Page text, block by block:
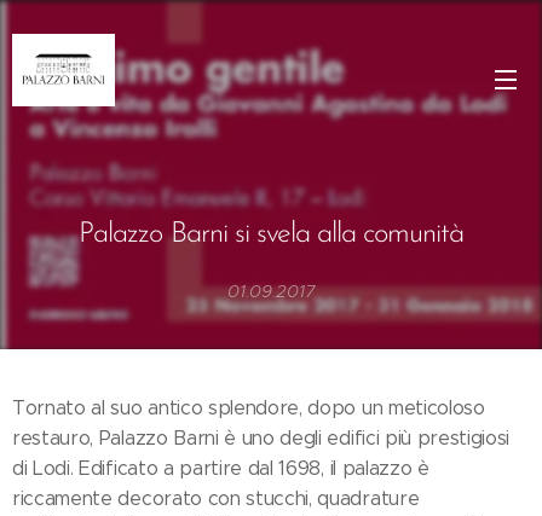
Palazzo Barni si svela alla comunità
01.09.2017
Tornato al suo antico splendore, dopo un meticoloso
restauro, Palazzo Barni è uno degli edifici più prestigiosi
di Lodi. Edificato a partire dal 1698, il palazzo è
riccamente decorato con stucchi, quadrature